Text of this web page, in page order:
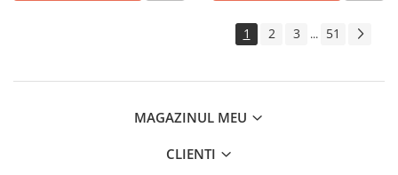
Saltele, lenjerii de patut si accesorii
Perne, pilote si pozitionatoare
1 2 3 ... 51
MAGAZINUL MEU
CLIENTI